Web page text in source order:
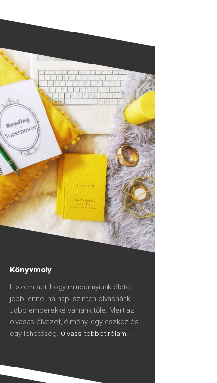
Könyvmoly
Hiszem azt, hogy mindannyiunk élete
jobb lenne, ha napi szinten olvasnánk.
Jobb emberekké válnánk tőle. Mert az
olvasás élvezet, élmény, egy eszköz és
egy lehetőség. Olvass többet rólam...